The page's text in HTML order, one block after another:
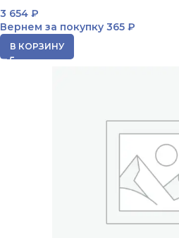
3 654 ₽
Вернем за покупку 365 ₽
В КОРЗИНУ